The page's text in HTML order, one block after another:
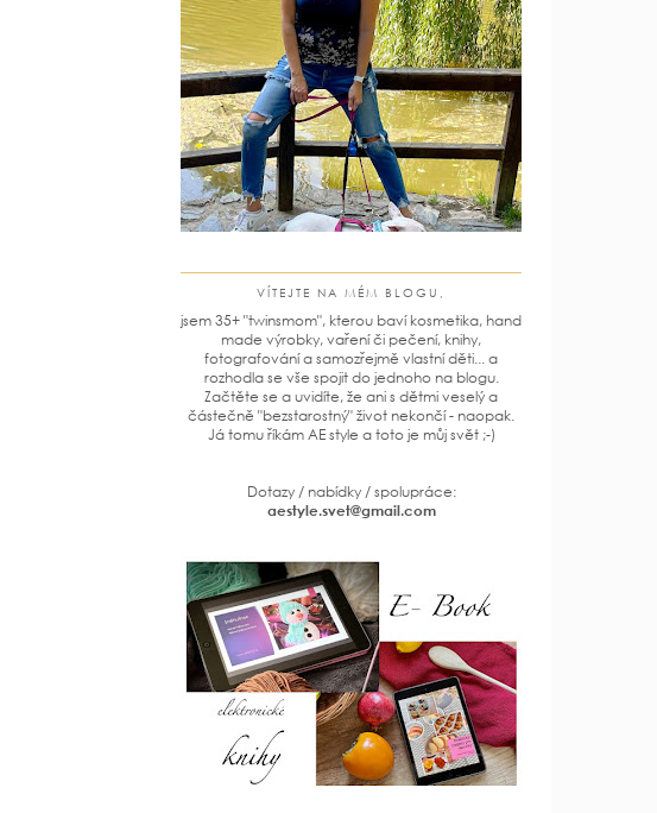
VÍTEJTE NA MÉM BLOGU,
jsem 35+ "twinsmom", kterou baví kosmetika, hand
made výrobky, vaření či pečení, knihy,
fotografování a samozřejmě vlastní děti... a
rozhodla se vše spojit do jednoho na blogu.
Začtěte se a uvidíte, že ani s dětmi veselý a
částečně "bezstarostný" život nekončí - naopak.
Já tomu říkám AE style a toto je můj svět ;-)
Dotazy / nabídky / spolupráce:
aestyle.svet@gmail.com